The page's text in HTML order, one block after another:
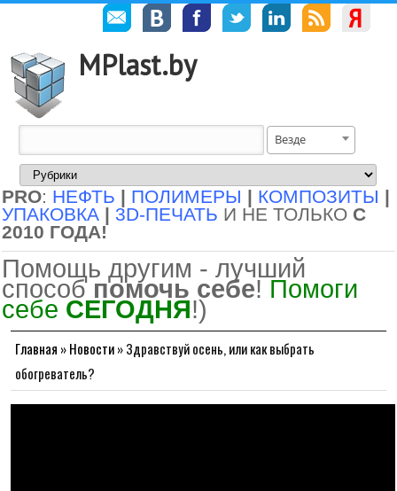
MPlast.by
Везде
PRO: НЕФТЬ | ПОЛИМЕРЫ | КОМПОЗИТЫ |
УПАКОВКА | 3D-ПЕЧАТЬ И НЕ ТОЛЬКО С
2010 ГОДА!
Помощь другим - лучший
способ помочь себе! Помоги
себе СЕГОДНЯ!)
Главная »Новости»Здравствуй осень, или как выбрать
обогреватель?